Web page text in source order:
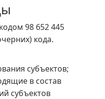
98 652 445
кода.
субъектов;
в состав
субъектов